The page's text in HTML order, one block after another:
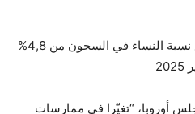
كما أشارت الدراسة إلى ارتفاع نسبة النساء في السجون من 4,8%
أوروبا، “تغيّرا في ممارسات